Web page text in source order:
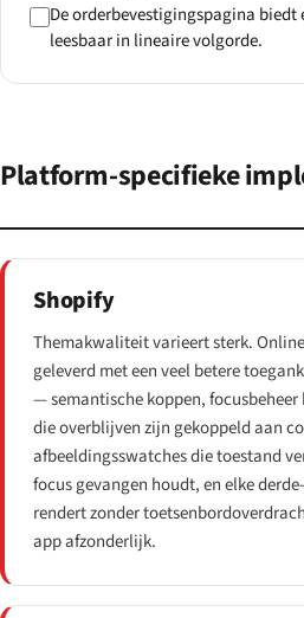
De orderbevestigingspagina
leesbaar in lineaire volgorde.
Platform-specifieke
Shopify
Themakwaliteit varieert sterk.
geleverd met een veel betere
— semantische koppen,
die overblijven zijn gekoppeld aan
afbeeldingsswatches die toestand
focus gevangen houdt, en elke
rendert zonder
app afzonderlijk.